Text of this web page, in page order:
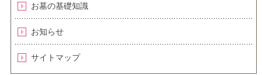
お墓の基礎知識
お知らせ
サイトマップ